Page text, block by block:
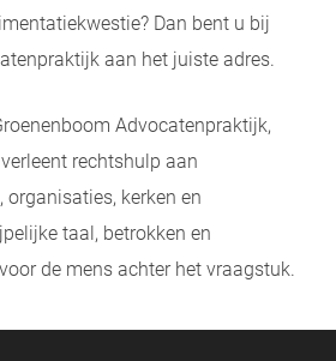
Dan bent u bij
aan het juiste adres.
Advocatenpraktijk,
rechtshulp aan
organisaties, kerken en
taal, betrokken en
de mens achter het vraagstuk.